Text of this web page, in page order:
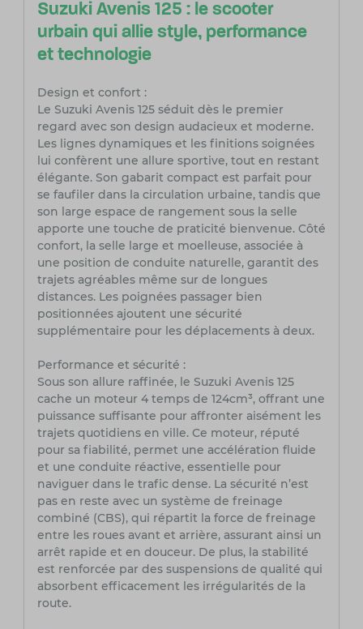
Suzuki Avenis 125 : le scooter
urbain qui allie style, performance
et technologie
Design et confort :
Le Suzuki Avenis 125 séduit dès le premier
regard avec son design audacieux et moderne.
Les lignes dynamiques et les finitions soignées
lui confèrent une allure sportive, tout en restant
élégante. Son gabarit compact est parfait pour
se faufiler dans la circulation urbaine, tandis que
son large espace de rangement sous la selle
apporte une touche de praticité bienvenue. Côté
confort, la selle large et moelleuse, associée à
une position de conduite naturelle, garantit des
trajets agréables même sur de longues
distances. Les poignées passager bien
positionnées ajoutent une sécurité
supplémentaire pour les déplacements à deux.
Performance et sécurité :
Sous son allure raffinée, le Suzuki Avenis 125
cache un moteur 4 temps de 124cm³, offrant une
puissance suffisante pour affronter aisément les
trajets quotidiens en ville. Ce moteur, réputé
pour sa fiabilité, permet une accélération fluide
et une conduite réactive, essentielle pour
naviguer dans le trafic dense. La sécurité n’est
pas en reste avec un système de freinage
combiné (CBS), qui répartit la force de freinage
entre les roues avant et arrière, assurant ainsi un
arrêt rapide et en douceur. De plus, la stabilité
est renforcée par des suspensions de qualité qui
absorbent efficacement les irrégularités de la
route.